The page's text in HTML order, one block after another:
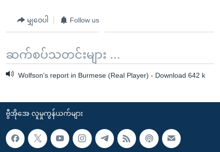
မျှဝေပါ Follow us
ဆက်စပ်သတင်းများ ...
Wolfson's report in Burmese (Real Player) - Download 642 k
ဗွီအိုအေ လူမှုကွန်ယက်များ